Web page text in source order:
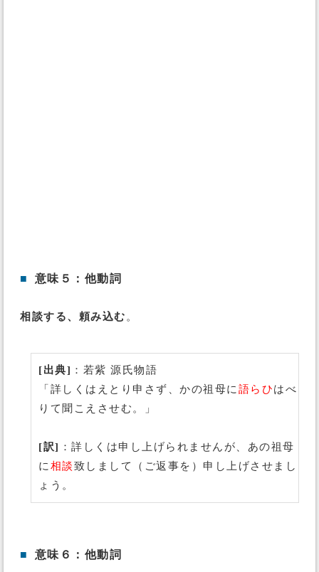
■ 意味５：他動詞
相談する、頼み込む 。
[出典] ：若紫 源氏物語
「詳しくはえとり申さず、かの祖母に 語らひはべ
りて聞こえさせむ。」
[訳] ：詳しくは申し上げられませんが、あの祖母
に 相談致しまして（ご返事を）申し上げさせまし
ょう。
■ 意味６：他動詞